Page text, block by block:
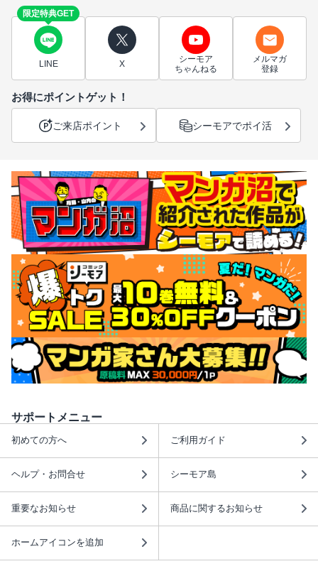
限定特典GET
LINE X
シーモア
ちゃんねる
メルマガ
登録
お得にポイントゲット！
ご来店ポイント シーモアでポイ活
サポートメニュー
初めての方へ ご利用ガイド
ヘルプ・お問合せ シーモア島
重要なお知らせ 商品に関するお知らせ
ホームアイコンを追加